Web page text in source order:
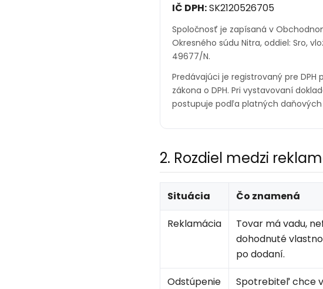
IČ DPH:SK2120526705
Spoločnosť je zapísaná v
Okresného súdu Nitra, oddiel: Sro,
49677/N.
Predávajúci je registrovaný pre DPH
zákona o DPH. Pri vystavovaní
postupuje podľa platných daňových
2. Rozdiel medzi
Situácia Čo znamená
Reklamácia
Tovar má vadu,
dohodnuté
po dodaní.
Odstúpenie
Spotrebiteľ chce